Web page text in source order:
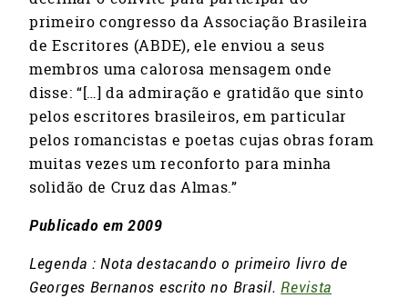
primeiro congresso da Associação Brasileira
de Escritores (ABDE), ele enviou a seus
membros uma calorosa mensagem onde
disse: “[…] da admiração e gratidão que sinto
pelos escritores brasileiros, em particular
pelos romancistas e poetas cujas obras foram
muitas vezes um reconforto para minha
solidão de Cruz das Almas.”
Publicado em 2009
Legenda : Nota destacando o primeiro livro de
Georges Bernanos escrito no Brasil. Revista